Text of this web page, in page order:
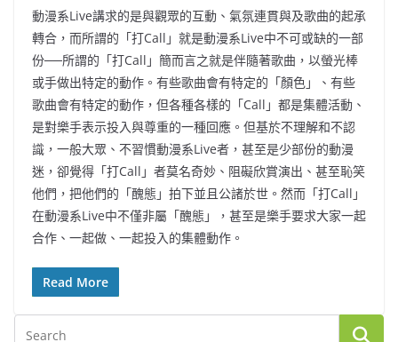
動漫系Live講求的是與觀眾的互動、氣氛連貫與及歌曲的起承
轉合，而所謂的「打Call」就是動漫系Live中不可或缺的一部
份──所謂的「打Call」簡而言之就是伴隨著歌曲，以螢光棒
或手做出特定的動作。有些歌曲會有特定的「顏色」、有些
歌曲會有特定的動作，但各種各樣的「Call」都是集體活動、
是對樂手表示投入與尊重的一種回應。但基於不理解和不認
識，一般大眾、不習慣動漫系Live者，甚至是少部份的動漫
迷，卻覺得「打Call」者莫名奇妙、阻礙欣賞演出、甚至恥笑
他們，把他們的「醜態」拍下並且公諸於世。然而「打Call」
在動漫系Live中不僅非屬「醜態」，甚至是樂手要求大家一起
合作、一起做、一起投入的集體動作。
Read More